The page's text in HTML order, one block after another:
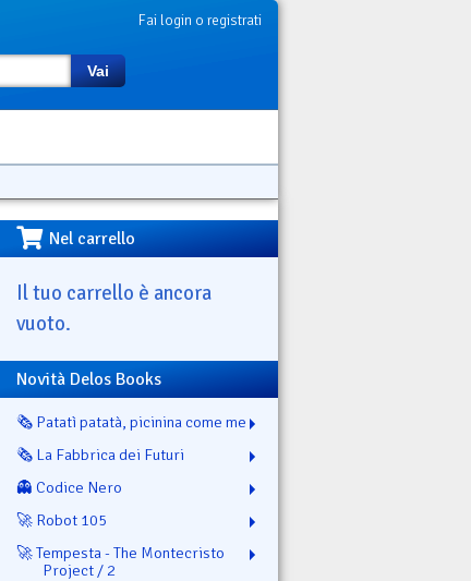
Fai login o registrati
Vai
Nel carrello
Il tuo carrello è ancora
vuoto.
Novità Delos Books
🗞️ Patatì patatà, picinina come me
🗞️ La Fabbrica dei Futuri
👻 Codice Nero
🚀 Robot 105
🚀 Tempesta - The Montecristo
Project / 2